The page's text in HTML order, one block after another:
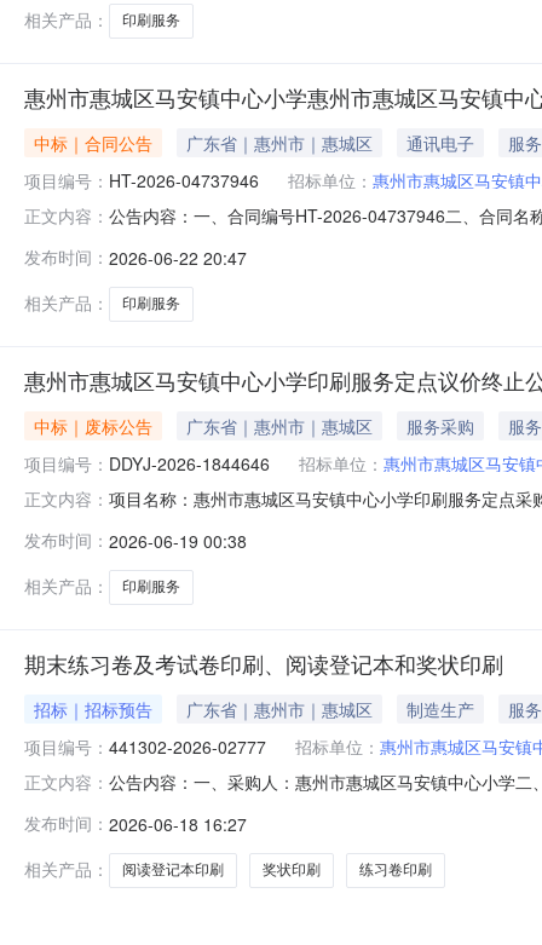
相关产品：
印刷服务
惠州市惠城区马安镇中心小学惠州市惠城区马安镇中
中标｜合同公告 广东省｜惠州市｜惠城区 通讯电子
服务
项目编号： HT-2026-04737946 招标单位： 惠州市惠城区马安镇
正文内容： 公告内容：一、合同编号HT-2026-04737946二、合同
供应商(乙方)：惠州市天弈图文快印有限公司地址：江
发布时间： 2026-06-22 20:47
相关产品：
印刷服务
惠州市惠城区马安镇中心小学印刷服务定点议价终止
中标｜废标公告 广东省｜惠州市｜惠城区 服务采购
服务
项目编号： DDYJ-2026-1844646 招标单位： 惠州市惠城区马安镇
正文内容： 项目名称：惠州市惠城区马安镇中心小学印刷服务定点
发布时间： 2026-06-19 00:38
相关产品：
印刷服务
期末练习卷及考试卷印刷、阅读登记本和奖状印刷
招标｜招标预告 广东省｜惠州市｜惠城区 制造生产
服务
项目编号： 441302-2026-02777 招标单位： 惠州市惠城区马安镇
正文内容： 公告内容：一、采购人：惠州市惠城区马安镇中心小学
马安镇中心小学发布时间：2026-06-1815:48:20
发布时间： 2026-06-18 16:27
相关产品：
阅读登记本印刷 奖状印刷 练习卷印刷